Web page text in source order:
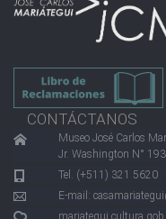
CONTÁCTANOS
Museo José Carlos
Jr. Washington N°
Tel. (+511) 321 5620
E-mail: